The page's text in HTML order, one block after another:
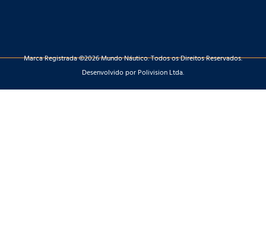
Marca Registrada ©2026 Mundo Náutico. Todos os Direitos Reservados.
Desenvolvido por Polivision Ltda.